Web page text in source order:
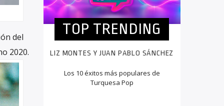
del
2020.
TOP TRENDING
LIZ MONTES Y JUAN PABLO SÁNCHEZ
Los 10 éxitos más populares de
Turquesa Pop